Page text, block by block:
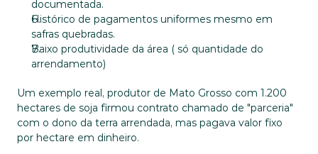
documentada.
Histórico de pagamentos uniformes mesmo em
safras quebradas.
Baixo produtividade da área ( só quantidade do
arrendamento)
Um exemplo real, produtor de Mato Grosso com 1.200
hectares de soja firmou contrato chamado de "parceria"
com o dono da terra arrendada, mas pagava valor fixo
por hectare em dinheiro.